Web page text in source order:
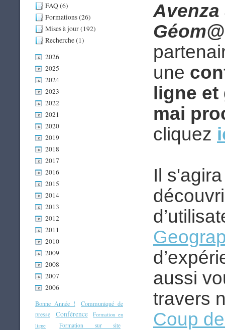
FAQ (6)
Formations (26)
Mises à jour (192)
Recherche (1)
2026
2025
2024
2023
2022
2021
2020
2019
2018
2017
2016
2015
2014
2013
2012
2011
2010
2009
2008
2007
2006
Bonne Année !
Communiqué de
presse
Conférence
Formation en
ligne
Formation sur site
Avenza
une
ligne
mai
cliquez
Il
aussi
travers
Coup